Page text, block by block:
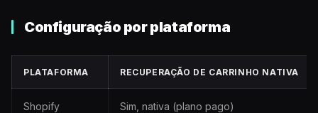
Configuração por plataforma
PLATAFORMA RECUPERAÇÃO DE CARRINHO NATIVA
Shopify Sim, nativa (plano pago)